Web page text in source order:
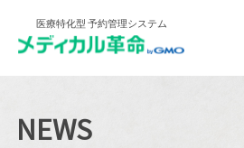
医療特化型 予約管理システム
NEWS